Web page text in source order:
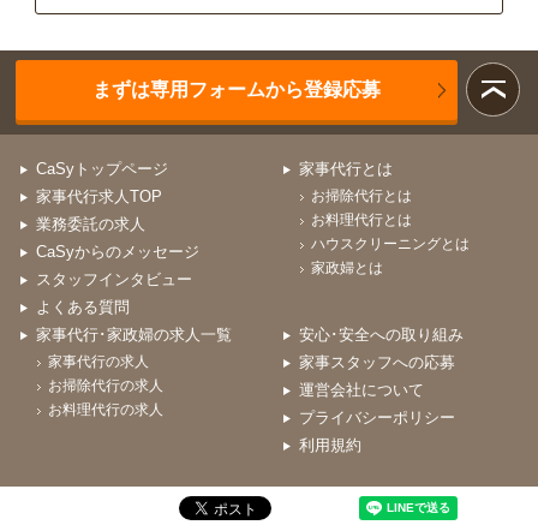
まずは専用フォームから登録応募
CaSyトップページ
家事代行求人TOP
業務委託の求人
CaSyからのメッセージ
スタッフインタビュー
よくある質問
家事代行とは
お掃除代行とは
お料理代行とは
ハウスクリーニングとは
家政婦とは
家事代行･家政婦の求人一覧
家事代行の求人
お掃除代行の求人
お料理代行の求人
安心･安全への取り組み
家事スタッフへの応募
運営会社について
プライバシーポリシー
利用規約